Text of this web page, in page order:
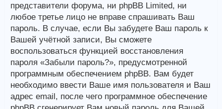
представители форума, ни phpBB Limited, ни
любое третье лицо не вправе спрашивать Ваш
пароль. В случае, если Вы забудете Ваш пароль к
Вашей учётной записи, Вы сможете
воспользоваться функцией восстановления
пароля «Забыли пароль?», предусмотренной
программным обеспечением phpBB. Вам будет
необходимо ввести Ваше имя пользователя и Ваш
адрес email, после чего программное обеспечение